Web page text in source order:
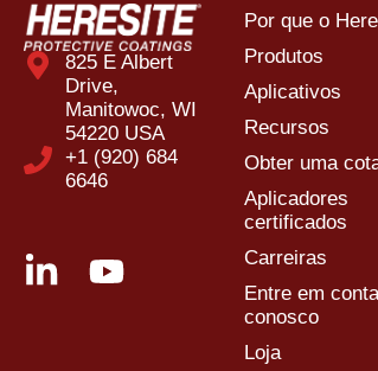
825 E Albert
Drive,
Manitowoc, WI
54220 USA
+1 (920) 684
6646
Por que o
Produtos
Aplicativos
Recursos
Obter uma
Aplicadores
certificados
Carreiras
Entre em
conosco
Loja